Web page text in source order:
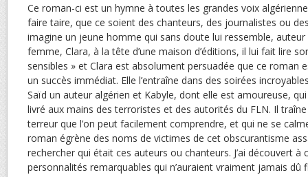
Ce roman-ci est un hymne à toutes les grandes voix
faire taire, que ce soient des chanteurs, des journalistes ou
imagine un jeune homme qui sans doute lui ressemble, auteur
femme, Clara, à la tête d’une maison d’éditions, il lui fait lire
sensibles » et Clara est absolument persuadée que ce roman
un succès immédiat. Elle l’entraîne dans des soirées
Saïd un auteur algérien et Kabyle, dont elle est amoureuse,
livré aux mains des terroristes et des autorités du FLN. Il
terreur que l’on peut facilement comprendre, et qui ne se
roman égrène des noms de victimes de cet obscurantisme
rechercher qui était ces auteurs ou chanteurs. J’ai découvert à
personnalités remarquables qui n’auraient vraiment jamais dû